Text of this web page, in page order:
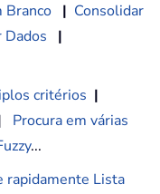
Branco | Consolidar
Dados
|
critérios |
Procura em várias
...
rapidamente Lista